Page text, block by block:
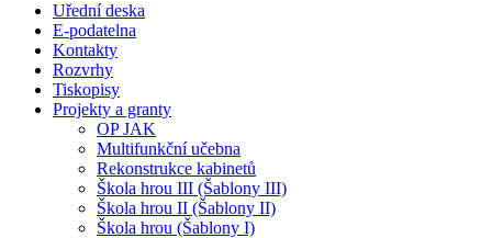
Uřední deska
E-podatelna
Kontakty
Rozvrhy
Tiskopisy
Projekty a granty
OP JAK
Multifunkční učebna
Rekonstrukce kabinetů
Škola hrou III (Šablony III)
Škola hrou II (Šablony II)
Škola hrou (Šablony I)